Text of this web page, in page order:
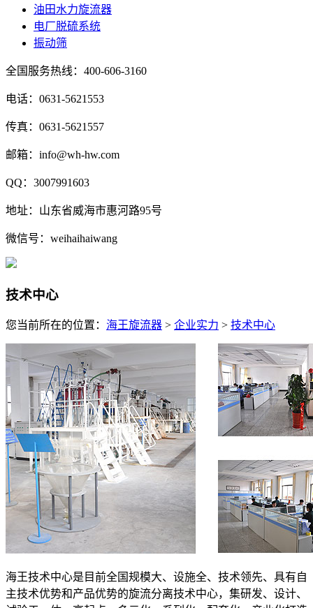
油田水力旋流器
电厂脱硫系统
振动筛
全国服务热线：400-606-3160
电话：0631-5621553
传真：0631-5621557
邮箱：info@wh-hw.com
QQ：3007991603
地址：山东省威海市惠河路95号
微信号：weihaihaiwang
技术中心
您当前所在的位置： 海王旋流器 > 企业实力 > 技术中心
海王技术中心是目前全国规模大、设施全、技术领先、具有自
主技术优势和产品优势的旋流分离技术中心，集研发、设计、